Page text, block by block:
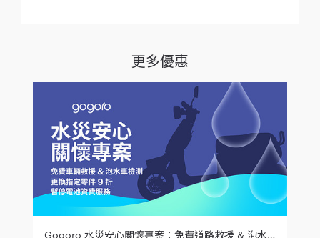
觸時，以下列之約定為優先適用：
稱「新車」）之使用者，不包含買受、受贈、過戶非新車之
使用者，且為首次訂購 Gogoro Network 資費方案，不包含
因任何原因變更資費方案之既有使用者，或認購本方案後變
更為其他資費方案之使用者。
Gogoro Network 對各資費方案及其所搭配之性能提升服務
之申辦，擁有核准與否之最終決定權。
本方案享免費「性能提升服務」優惠（自動開啟）。性能提
升服務使用以一個帳單計費週期為使用單位，選用本方案訂
閱性能提升服務時，如訂閱性能提升服務未滿 30 天使用者
欲關閉性能提升服務功能，性能提升服務功能將於訂閱後第
31 天使用者第一次進行電池交換時關閉；訂閱滿 30 天後，
如有更換資費方案之需求，應留意資費方案是否享有免費性
更多優惠
Gogoro 水災安心關懷專案：免費道路救援 & 泡水車輛檢測、更換指定零件 9 折，以及暫停電池資費服務